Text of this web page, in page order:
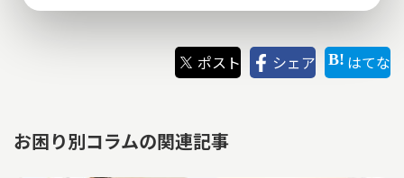
ポスト シェア はてな
お困り別コラムの関連記事